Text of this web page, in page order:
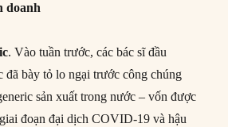
doanh
. Vào tuần trước, các bác sĩ đầu
đã bày tỏ lo ngại trước công chúng
sản xuất trong nước – vốn được
đoạn đại dịch COVID-19 và hậu